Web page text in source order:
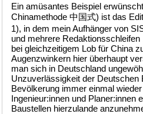
Ein amüsantes Beispiel
Chinamethode 中国式) ist das
1), in dem mein Aufhänger von
und mehrere
bei gleichzeitigem Lob für China
Augenzwinkern hier überhaupt
man sich in Deutschland
Unzuverlässigkeit der Deutschen
Bevölkerung immer einmal
Ingenieur:innen und Planer:innen
Baustellen hierzulande